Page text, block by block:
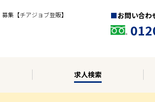
集【チアジョブ登販】 お問い合わ
求人検索